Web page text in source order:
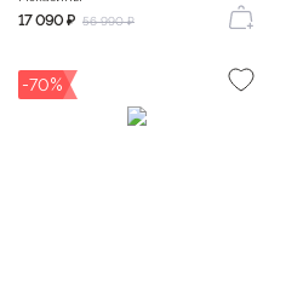
17 090 ₽ 56 990 ₽
-70%